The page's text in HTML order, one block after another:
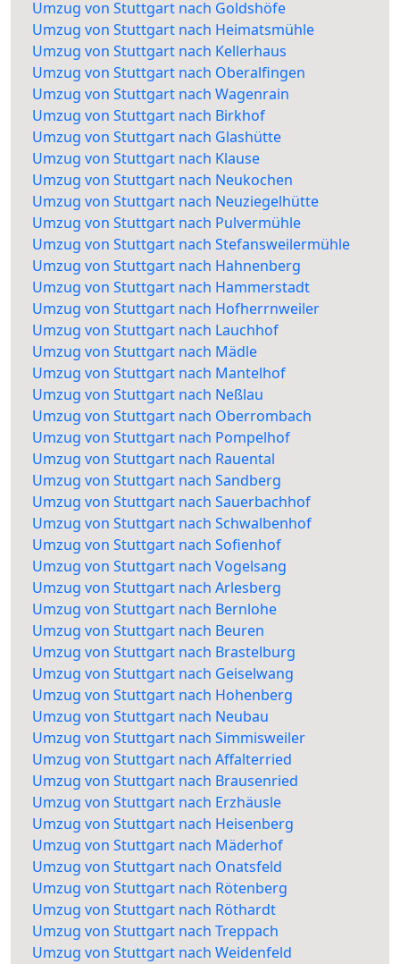
Umzug von Stuttgart nach Goldshöfe
Umzug von Stuttgart nach Heimatsmühle
Umzug von Stuttgart nach Kellerhaus
Umzug von Stuttgart nach Oberalfingen
Umzug von Stuttgart nach Wagenrain
Umzug von Stuttgart nach Birkhof
Umzug von Stuttgart nach Glashütte
Umzug von Stuttgart nach Klause
Umzug von Stuttgart nach Neukochen
Umzug von Stuttgart nach Neuziegelhütte
Umzug von Stuttgart nach Pulvermühle
Umzug von Stuttgart nach Stefansweilermühle
Umzug von Stuttgart nach Hahnenberg
Umzug von Stuttgart nach Hammerstadt
Umzug von Stuttgart nach Hofherrnweiler
Umzug von Stuttgart nach Lauchhof
Umzug von Stuttgart nach Mädle
Umzug von Stuttgart nach Mantelhof
Umzug von Stuttgart nach Neßlau
Umzug von Stuttgart nach Oberrombach
Umzug von Stuttgart nach Pompelhof
Umzug von Stuttgart nach Rauental
Umzug von Stuttgart nach Sandberg
Umzug von Stuttgart nach Sauerbachhof
Umzug von Stuttgart nach Schwalbenhof
Umzug von Stuttgart nach Sofienhof
Umzug von Stuttgart nach Vogelsang
Umzug von Stuttgart nach Arlesberg
Umzug von Stuttgart nach Bernlohe
Umzug von Stuttgart nach Beuren
Umzug von Stuttgart nach Brastelburg
Umzug von Stuttgart nach Geiselwang
Umzug von Stuttgart nach Hohenberg
Umzug von Stuttgart nach Neubau
Umzug von Stuttgart nach Simmisweiler
Umzug von Stuttgart nach Affalterried
Umzug von Stuttgart nach Brausenried
Umzug von Stuttgart nach Erzhäusle
Umzug von Stuttgart nach Heisenberg
Umzug von Stuttgart nach Mäderhof
Umzug von Stuttgart nach Onatsfeld
Umzug von Stuttgart nach Rötenberg
Umzug von Stuttgart nach Röthardt
Umzug von Stuttgart nach Treppach
Umzug von Stuttgart nach Weidenfeld